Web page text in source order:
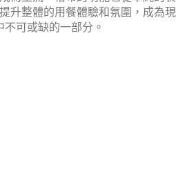
升整體的用餐體驗和氛圍，成為現
不可或缺的一部分。